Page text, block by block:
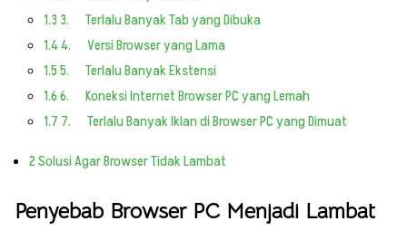
1.3 3. Terlalu Banyak Tab yang Dibuka
1.44. Versi Browser yang Lama
1.55. Terlalu Banyak Ekstensi
1.66. Koneksi Internet Browser PC yang Lemah
1.7 7. Terlalu Banyak Iklan di Browser PC yang Dimuat
2Solusi Agar Browser Tidak Lambat
Penyebab Browser PC Menjadi Lambat